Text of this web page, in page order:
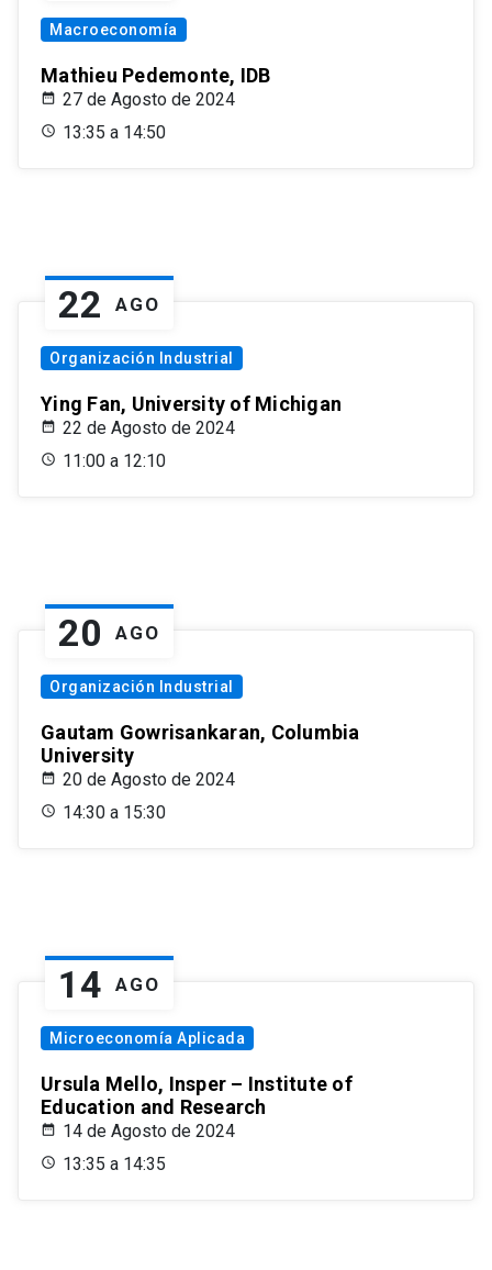
Macroeconomía
Mathieu Pedemonte, IDB
27 de Agosto de 2024
13:35 a 14:50
22 AGO
Organización Industrial
Ying Fan, University of Michigan
22 de Agosto de 2024
11:00 a 12:10
20 AGO
Organización Industrial
Gautam Gowrisankaran, Columbia
University
20 de Agosto de 2024
14:30 a 15:30
14 AGO
Microeconomía Aplicada
Ursula Mello, Insper – Institute of
Education and Research
14 de Agosto de 2024
13:35 a 14:35